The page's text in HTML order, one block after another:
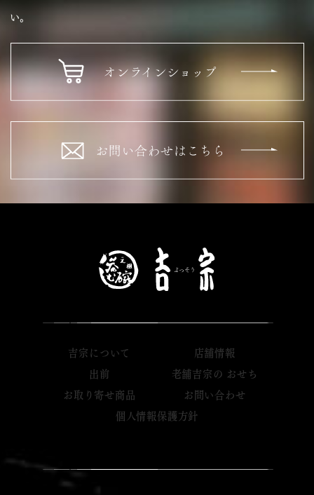
い。
吉宗について
店舗情報
出前
老舗吉宗の おせち
お取り寄せ商品
お問い合わせ
個人情報保護方針